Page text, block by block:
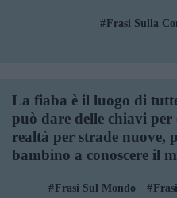
Frasi Sulla
La fiaba è il luogo di
può dare delle chiavi per
realtà per strade nuove,
bambino a conoscere il
Frasi Sul Mondo